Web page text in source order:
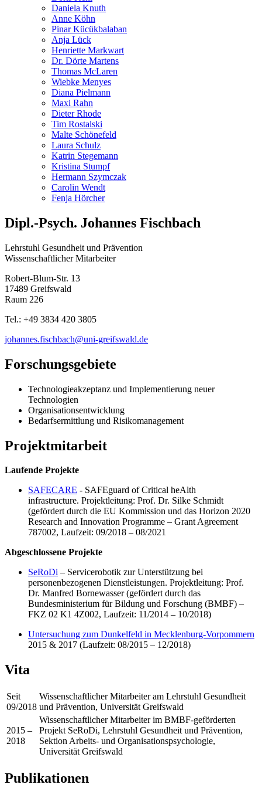
Daniela Knuth
Anne Köhn
Pinar Kücükbalaban
Anja Lück
Henriette Markwart
Dr. Dörte Martens
Thomas McLaren
Wiebke Menyes
Diana Pielmann
Maxi Rahn
Dieter Rhode
Tim Rostalski
Malte Schönefeld
Laura Schulz
Katrin Stegemann
Kristina Stumpf
Hermann Szymczak
Carolin Wendt
Fenja Hörcher
Dipl.-Psych. Johannes Fischbach
Lehrstuhl Gesundheit und Prävention
Wissenschaftlicher Mitarbeiter
Robert-Blum-Str. 13
17489 Greifswald
Raum 226
Tel.: +49 3834 420 3805
johannes.fischbach@uni-greifswald.de
Forschungsgebiete
Technologieakzeptanz und Implementierung neuer
Technologien
Organisationsentwicklung
Bedarfsermittlung und Risikomanagement
Projektmitarbeit
Laufende Projekte
SAFECARE - SAFEguard of Critical heAlth
infrastructure. Projektleitung: Prof. Dr. Silke Schmidt
(gefördert durch die EU Kommission und das Horizon 2020
Research and Innovation Programme – Grant Agreement
787002, Laufzeit: 09/2018 – 08/2021
Abgeschlossene Projekte
SeRoDi – Servicerobotik zur Unterstützung bei
personenbezogenen Dienstleistungen. Projektleitung: Prof.
Dr. Manfred Bornewasser (gefördert durch das
Bundesministerium für Bildung und Forschung (BMBF) –
FKZ 02 K1 4Z002, Laufzeit: 11/2014 – 10/2018)
Untersuchung zum Dunkelfeld in Mecklenburg-Vorpommern
2015 & 2017 (Laufzeit: 08/2015 – 12/2018)
Vita
Seit
09/2018
Wissenschaftlicher Mitarbeiter am Lehrstuhl Gesundheit
und Prävention, Universität Greifswald
2015 –
2018
Wissenschaftlicher Mitarbeiter im BMBF-geförderten
Projekt SeRoDi, Lehrstuhl Gesundheit und Prävention,
Sektion Arbeits- und Organisationspsychologie,
Universität Greifswald
Publikationen